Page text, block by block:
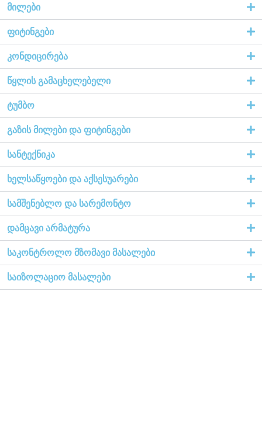
მილები
ფიტინგები
კონდიცირება
წყლის გამაცხელებელი
ტუმბო
გაზის მილები და ფიტინგები
სანტექნიკა
ხელსაწყოები და აქსესუარები
სამშენებლო და სარემონტო
დამცავი არმატურა
საკონტროლო მზომავი მასალები
საიზოლაციო მასალები